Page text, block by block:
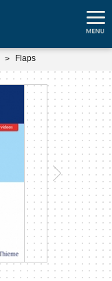
Flaps